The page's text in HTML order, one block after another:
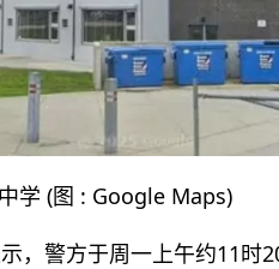
学 (图 : Google Maps)
，警方于周一上午约11时